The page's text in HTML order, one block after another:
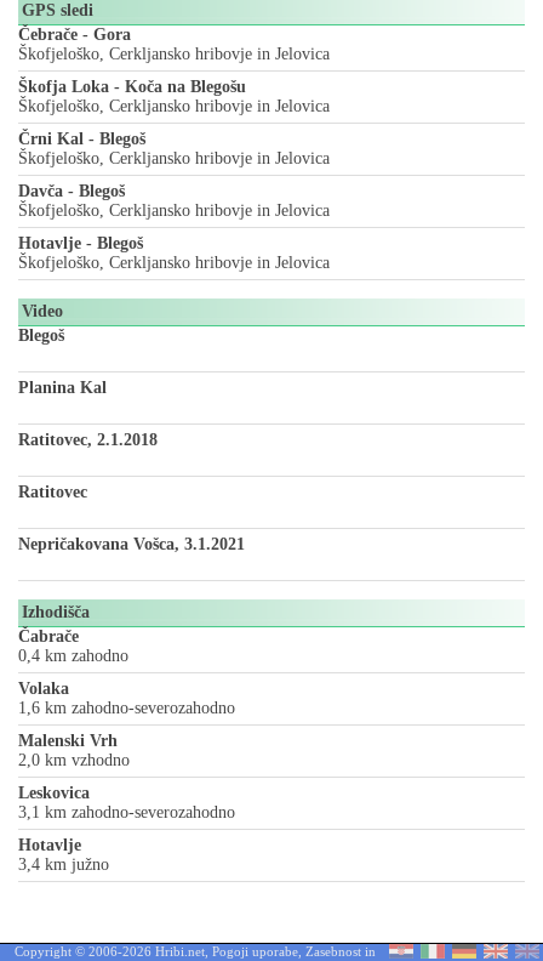
GPS sledi
Čebrače - Gora
Škofjeloško, Cerkljansko hribovje in Jelovica
Škofja Loka - Koča na Blegošu
Škofjeloško, Cerkljansko hribovje in Jelovica
Črni Kal - Blegoš
Škofjeloško, Cerkljansko hribovje in Jelovica
Davča - Blegoš
Škofjeloško, Cerkljansko hribovje in Jelovica
Hotavlje - Blegoš
Škofjeloško, Cerkljansko hribovje in Jelovica
Video
Blegoš
Planina Kal
Ratitovec, 2.1.2018
Ratitovec
Nepričakovana Vošca, 3.1.2021
Izhodišča
Čabrače
0,4 km zahodno
Volaka
1,6 km zahodno-severozahodno
Malenski Vrh
2,0 km vzhodno
Leskovica
3,1 km zahodno-severozahodno
Hotavlje
3,4 km južno
Copyright © 2006-2026 Hribi.net, Pogoji uporabe, Zasebnost in